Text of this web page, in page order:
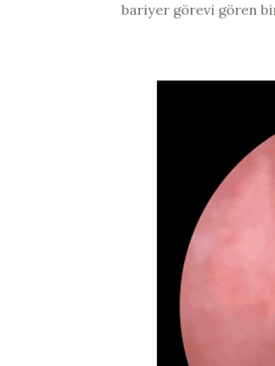
bariyer görevi gören